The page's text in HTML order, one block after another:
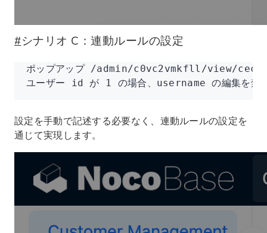
#シナリオ C：連動ルールの設定
ポップアップ /admin/c0vc2vmkfll/view/
ユーザー id が 1 の場合、username の編集を禁
設定を手動で記述する必要なく、連動ルールの設定を
通じて実現します。